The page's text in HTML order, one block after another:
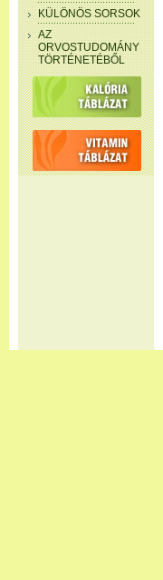
KÜLÖNÖS SORSOK
AZ
ORVOSTUDOMÁNY
TÖRTÉNETÉBŐL